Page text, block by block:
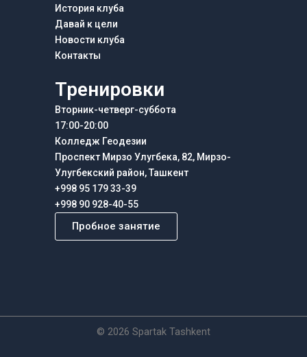
История клуба
Давай к цели
Новости клуба
Контакты
Тренировки
Вторник-четверг-суббота
17:00-20:00
Колледж Геодезии
Проспект Мирзо Улугбека, 82, Мирзо-
Улугбекский район, Ташкент
+998 95 179 33-39
+998 90 928-40-55
Пробное занятие
© 2026 Spartak Tashkent